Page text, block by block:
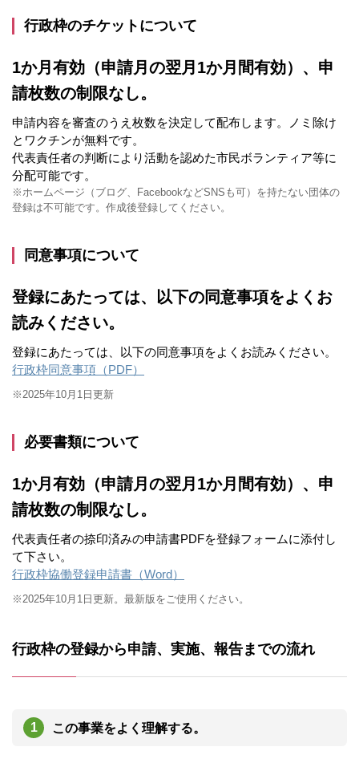
行政枠のチケットについて
1か月有効（申請月の翌月1か月間有効）、申
請枚数の制限なし。
申請内容を審査のうえ枚数を決定して配布します。ノミ除け
とワクチンが無料です。
代表責任者の判断により活動を認めた市民ボランティア等に
分配可能です。
※ホームページ（ブログ、FacebookなどSNSも可）を持たない団体の
登録は不可能です。作成後登録してください。
同意事項について
登録にあたっては、以下の同意事項をよくお
読みください。
登録にあたっては、以下の同意事項をよくお読みください。
行政枠同意事項（PDF）
※2025年10月1日更新
必要書類について
1か月有効（申請月の翌月1か月間有効）、申
請枚数の制限なし。
代表責任者の捺印済みの申請書PDFを登録フォームに添付し
て下さい。
行政枠協働登録申請書（Word）
※2025年10月1日更新。最新版をご使用ください。
行政枠の登録から申請、実施、報告までの流れ
この事業をよく理解する。